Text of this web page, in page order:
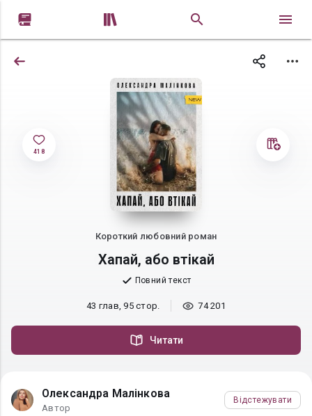
 
418
Короткий любовний роман
Хапай, або втікай
Повний текст
43 глав, 95 стор. 74 201
Читати
Олександра Малінкова
Автор
Відстежувати